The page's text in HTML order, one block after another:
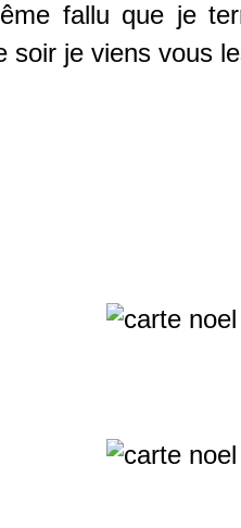
fallu que je
soir je viens vous